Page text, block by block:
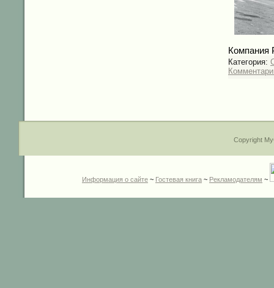
Компания
Категория:
Copyright
Информация о сайте ~ Гостевая книга ~ Рекламодателям ~